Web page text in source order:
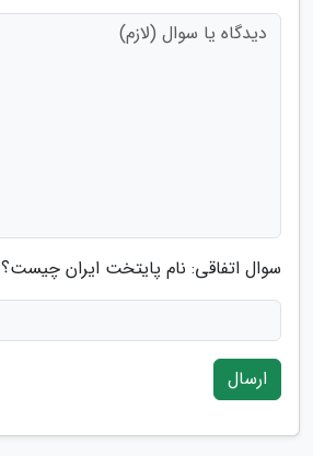
سوال اتفاقی: نام پایتخت ایران چیست؟
ارسال